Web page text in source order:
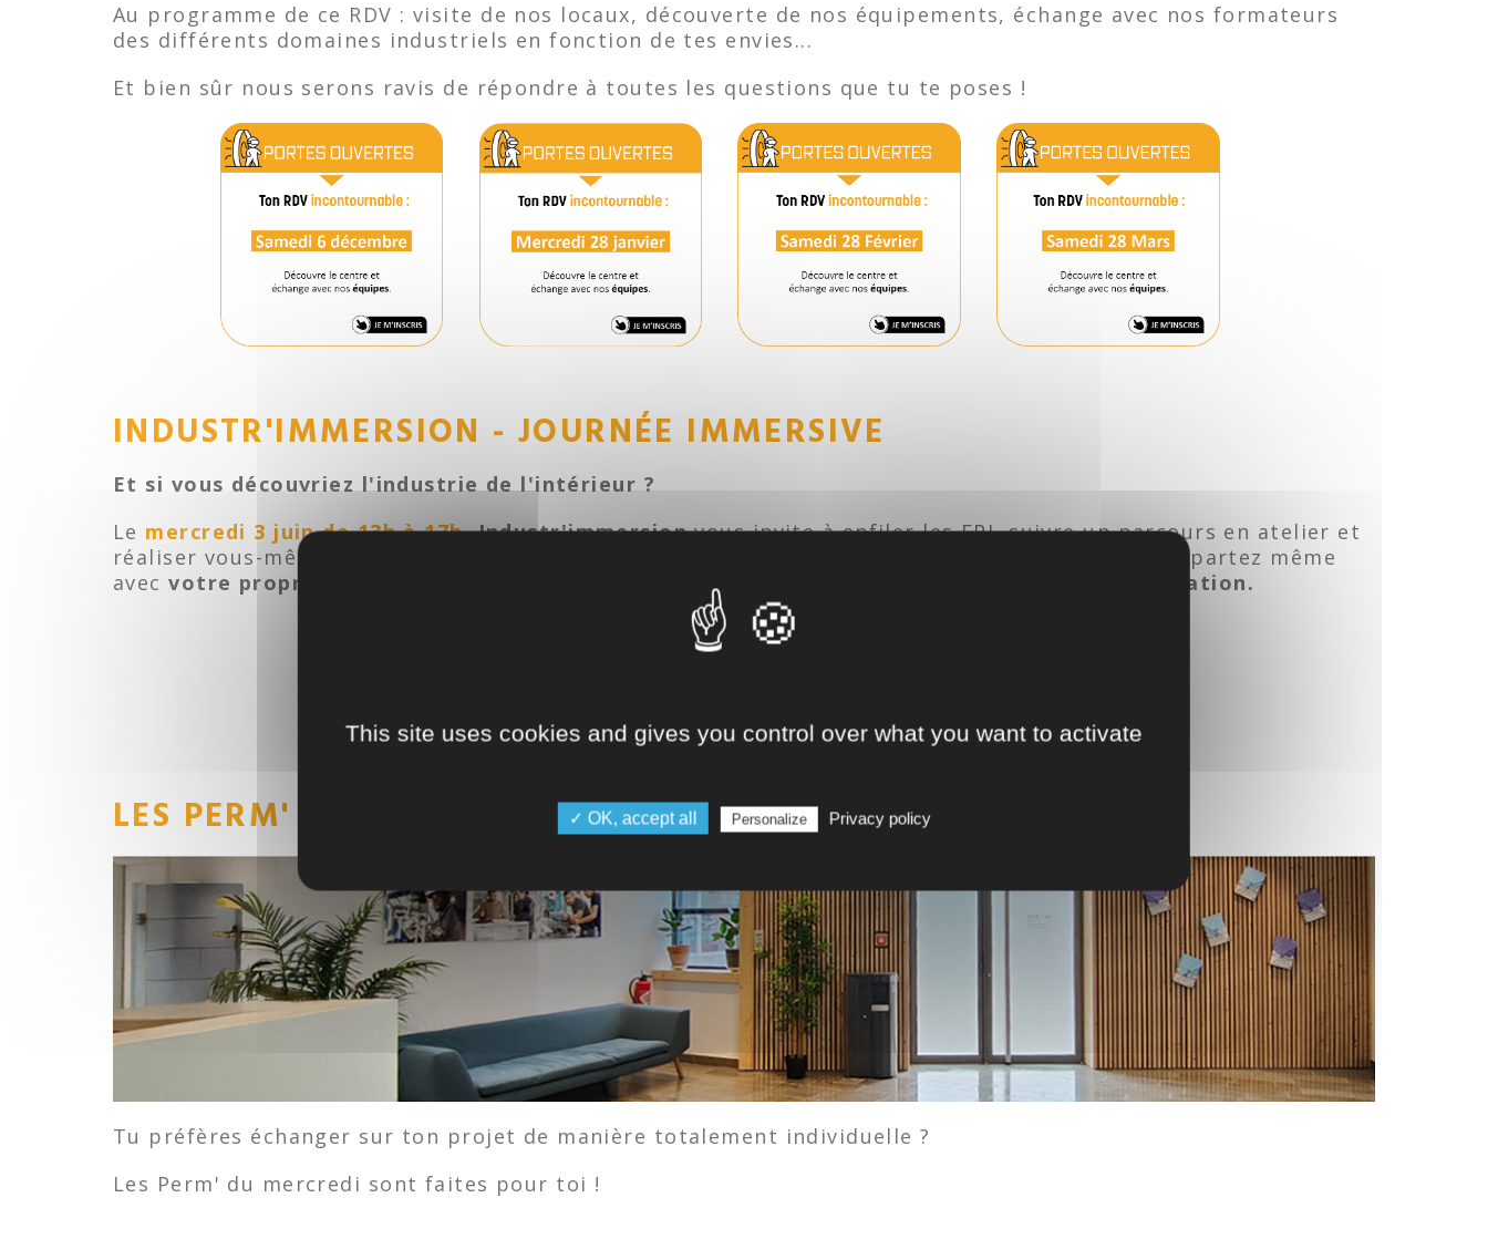
Au programme de ce RDV : visite de nos locaux, découverte de nos équipements, échange avec nos formateurs
des différents domaines industriels en fonction de tes envies...
Et bien sûr nous serons ravis de répondre à toutes les questions que tu te poses !
INDUSTR'IMMERSION - JOURNÉE IMMERSIVE
Et si vous découvriez l'industrie de l'intérieur ?
Le mercredi 3 juin de 13h à 17h,Industr'immersionvous invite à enfiler les EPI, suivre un parcours en atelier et
réaliser vous-même des gestes métiers : découper, plier, câbler, braser, souder, usiner... Vous repartez même
avec votre propre réalisation . Une immersion grandeur nature pour mieux choisir votre orientation.
LES PERM' DU MERCREDI
Tu préfères échanger sur ton projet de manière totalement individuelle ?
Les Perm' du mercredi sont faites pour toi !
This site uses cookies and gives you control over what you want to activate
✓ OK, accept all Personalize Privacy policy